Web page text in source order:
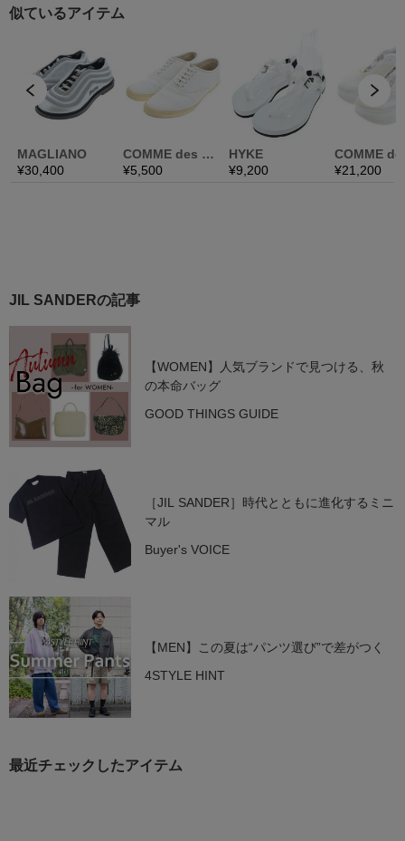
JIL SANDERの記事
【WOMEN】人気ブランドで見つける、秋
の本命バッグ
GOOD THINGS GUIDE
［JIL SANDER］時代とともに進化するミニ
マル
Buyer's VOICE
【MEN】この夏は“パンツ選び”で差がつく
4STYLE HINT
最近チェックしたアイテム